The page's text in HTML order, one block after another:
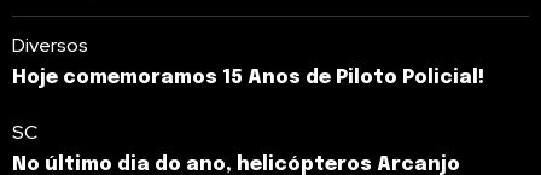
Diversos
Hoje comemoramos 15 Anos de Piloto Policial!
SC
No último dia do ano, helicópteros Arcanjo